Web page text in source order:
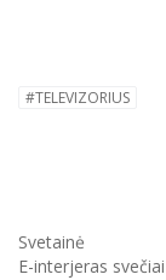
#TELEVIZORIUS
Svetainė
E-interjeras svečiai